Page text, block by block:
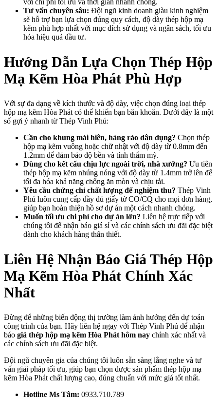
với chi phí tối ưu và thời gian nhanh chóng.
Tư vấn chuyên sâu: Đội ngũ kinh doanh giàu kinh nghiệm
sẽ hỗ trợ bạn lựa chọn đúng quy cách, độ dày thép hộp mạ
kẽm phù hợp nhất với mục đích sử dụng và ngân sách, tối ưu
hóa hiệu quả đầu tư.
Hướng Dẫn Lựa Chọn Thép Hộp
Mạ Kẽm Hòa Phát Phù Hợp
Với sự đa dạng về kích thước và độ dày, việc chọn đúng loại thép
hộp mạ kẽm Hòa Phát có thể khiến bạn băn khoăn. Dưới đây là một
số gợi ý nhanh từ Thép Vinh Phú:
Cần cho khung mái hiên, hàng rào dân dụng? Chọn thép
hộp mạ kẽm vuông hoặc chữ nhật với độ dày từ 0.8mm đến
1.2mm để đảm bảo độ bền và tính thẩm mỹ.
Dùng cho kết cấu chịu lực ngoài trời, nhà xưởng? Ưu tiên
thép hộp mạ kẽm nhúng nóng với độ dày từ 1.4mm trở lên để
tối đa hóa khả năng chống ăn mòn và chịu tải.
Yêu cầu chứng chỉ chất lượng để nghiệm thu? Thép Vinh
Phú luôn cung cấp đầy đủ giấy tờ CO/CQ cho mọi đơn hàng,
giúp bạn hoàn thiện hồ sơ dự án một cách nhanh chóng.
Muốn tối ưu chi phí cho dự án lớn? Liên hệ trực tiếp với
chúng tôi để nhận báo giá sỉ và các chính sách ưu đãi đặc biệt
dành cho khách hàng thân thiết.
Liên Hệ Nhận Báo Giá Thép Hộp
Mạ Kẽm Hòa Phát Chính Xác
Nhất
Đừng để những biến động thị trường làm ảnh hưởng đến dự toán
công trình của bạn. Hãy liên hệ ngay với Thép Vinh Phú để nhận
báo giá thép hộp mạ kẽm Hòa Phát hôm nay chính xác nhất và
các chính sách ưu đãi đặc biệt.
Đội ngũ chuyên gia của chúng tôi luôn sẵn sàng lắng nghe và tư
vấn giải pháp tối ưu, giúp bạn chọn được sản phẩm thép hộp mạ
kẽm Hòa Phát chất lượng cao, đúng chuẩn với mức giá tốt nhất.
Hotline Ms Tâm: 0933.710.789